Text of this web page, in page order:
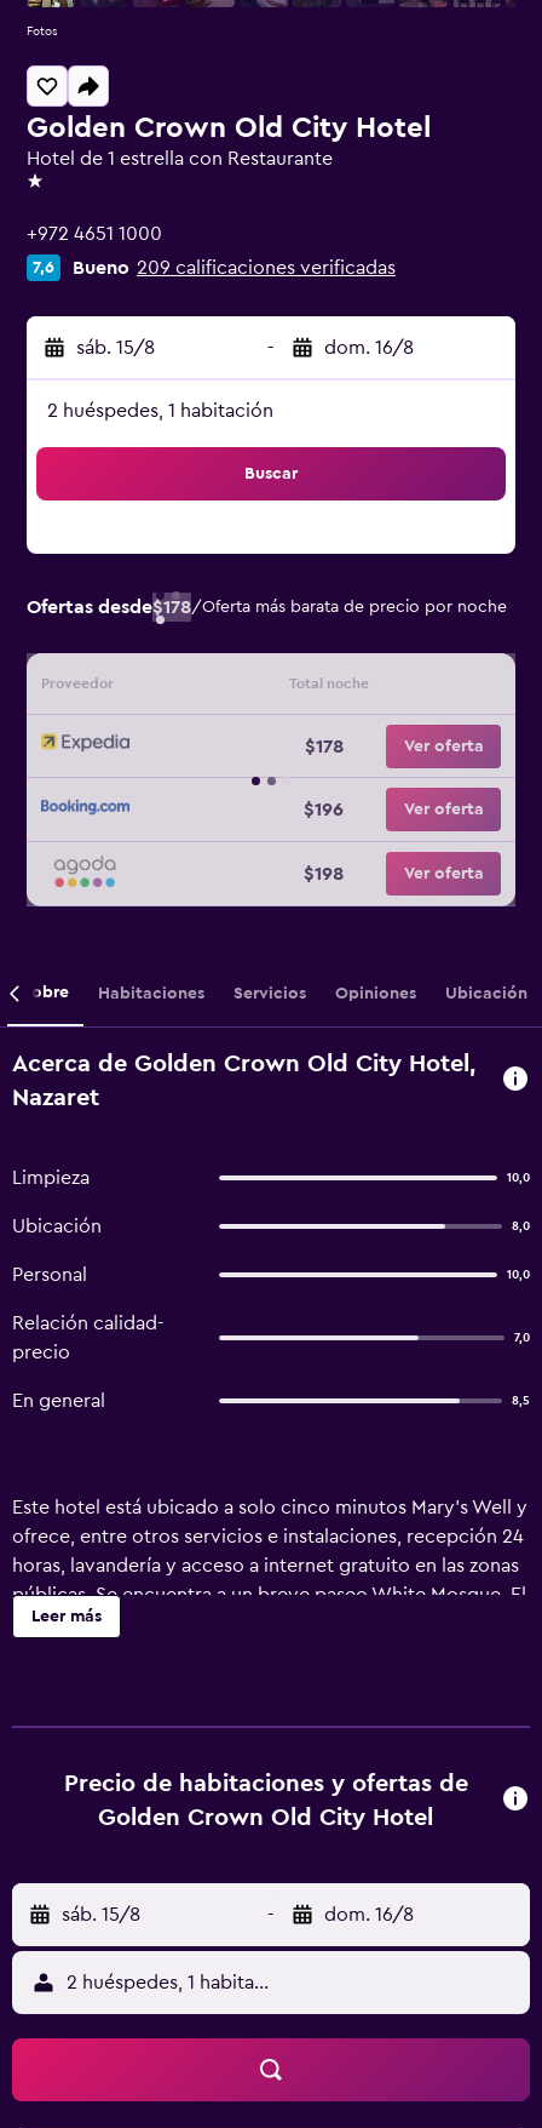
Golden Crown Old City Hotel
Hotel de 1 estrella con Restaurante
1 estrella
+972 4651 1000
7,6 Bueno 209 calificaciones verificadas
sáb. 15/8 - dom. 16/8
2 huéspedes, 1 habitación
Buscar
Ofertas desde$178/Oferta más barata de precio por noche
Proveedor Total noche
$178 Ver oferta
$196 Ver oferta
$198 Ver oferta
Fotos
Sobre Habitaciones Servicios Opiniones Ubicación
Acerca de Golden Crown Old City Hotel,
Nazaret
Limpieza 10,0
Ubicación 8,0
Personal 10,0
Relación calidad-
precio
7,0
En general 8,5
Este hotel está ubicado a solo cinco minutos Mary's Well y
ofrece, entre otros servicios e instalaciones, recepción 24
horas, lavandería y acceso a internet gratuito en las zonas
públicas. Se encuentra a un breve paseo White Mosque. El
hotel ofrece habitaciones equipadas con canales por
para aquellos que prefieren no dejar la propiedad para ir a
comer o cenar. Por la noche los huéspedes pueden tomar
una copa en el bar de la propiedad. Golden Crown Old
Aeropuerto Internacional de Haifa.
Leer más
Precio de habitaciones y ofertas de
Golden Crown Old City Hotel
sáb. 15/8 - dom. 16/8
2 huéspedes, 1 habitación